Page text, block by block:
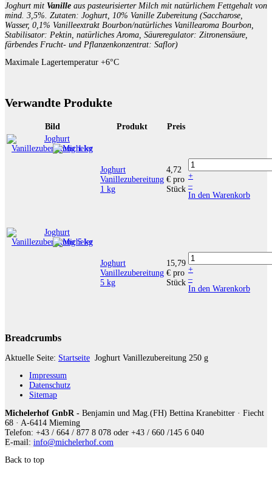
Joghurt mit Vanille aus pasteurisierter Milch mit natürlichem Fettgehalt von
mind. 3,5%. Zutaten: Joghurt, 10% Vanille Zubereitung (Saccharose,
Wasser, 0,1% Vanilleextrakt Bourbon/natürliches Vanillearoma Bourbon,
Stabilisator: Pektin, natürliches Aroma, Säureregulator: Zitronensäure,
färbendes Frucht- und Pflanzenkonzentrat: Saflor)
Maximale Lagertemperatur +6°C
Verwandte Produkte
Bild Produkt Preis
Joghurt
Vanillezubereitung
1 kg
4,72
€ pro
Stück
+
–
In den Warenkorb
Joghurt
Vanillezubereitung
5 kg
15,79
€ pro
Stück
+
–
In den Warenkorb
Breadcrumbs
Aktuelle Seite: Startseite Joghurt Vanillezubereitung 250 g
Impressum
Datenschutz
Sitemap
Michelerhof GnbR - Benjamin und Mag.(FH) Bettina Kranebitter · Fiecht
68 · A-6414 Mieming
Telefon: +43 / 664 / 877 8 078 oder +43 / 660 /145 6 040
E-mail: info@michelerhof.com
Back to top